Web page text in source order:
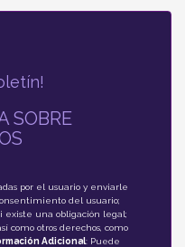
SOBRE
por el usuario y enviarle
del usuario;
existe una obligación legal;
como otros derechos, como
Adicional: Puede